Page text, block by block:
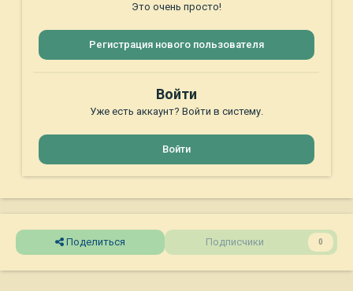
Это очень просто!
Регистрация нового пользователя
Войти
Уже есть аккаунт? Войти в систему.
Войти
Поделиться Подписчики 0